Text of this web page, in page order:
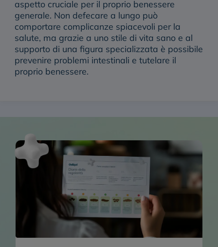
aspetto cruciale per il proprio benessere
generale. Non defecare a lungo può
comportare complicanze spiacevoli per la
salute, ma grazie a uno stile di vita sano e al
supporto di una figura specializzata è possibile
prevenire problemi intestinali e tutelare il
proprio benessere.